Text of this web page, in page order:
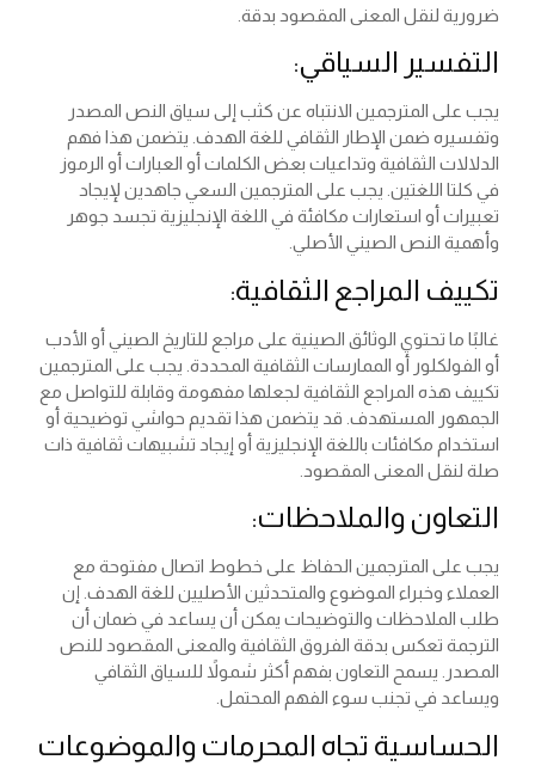
ضرورية لنقل المعنى المقصود بدقة.
التفسير السياقي:
يجب على المترجمين الانتباه عن كثب إلى سياق النص المصدر
وتفسيره ضمن الإطار الثقافي للغة الهدف. يتضمن هذا فهم
الدلالات الثقافية وتداعيات بعض الكلمات أو العبارات أو الرموز
في كلتا اللغتين. يجب على المترجمين السعي جاهدين لإيجاد
تعبيرات أو استعارات مكافئة في اللغة الإنجليزية تجسد جوهر
وأهمية النص الصيني الأصلي.
تكييف المراجع الثقافية:
غالبًا ما تحتوي الوثائق الصينية على مراجع للتاريخ الصيني أو الأدب
أو الفولكلور أو الممارسات الثقافية المحددة. يجب على المترجمين
تكييف هذه المراجع الثقافية لجعلها مفهومة وقابلة للتواصل مع
الجمهور المستهدف. قد يتضمن هذا تقديم حواشي توضيحية أو
استخدام مكافئات باللغة الإنجليزية أو إيجاد تشبيهات ثقافية ذات
صلة لنقل المعنى المقصود.
التعاون والملاحظات:
يجب على المترجمين الحفاظ على خطوط اتصال مفتوحة مع
العملاء وخبراء الموضوع والمتحدثين الأصليين للغة الهدف. إن
طلب الملاحظات والتوضيحات يمكن أن يساعد في ضمان أن
الترجمة تعكس بدقة الفروق الثقافية والمعنى المقصود للنص
المصدر. يسمح التعاون بفهم أكثر شمولاً للسياق الثقافي
ويساعد في تجنب سوء الفهم المحتمل.
الحساسية تجاه المحرمات والموضوعات